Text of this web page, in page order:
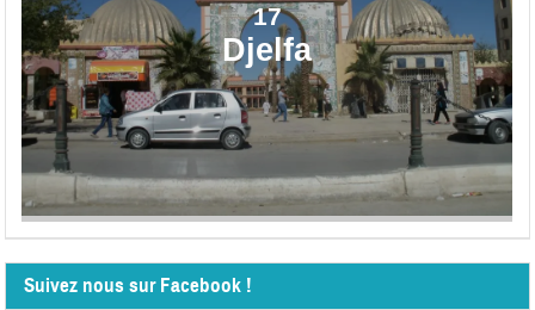
17
Djelfa
Suivez nous sur Facebook !